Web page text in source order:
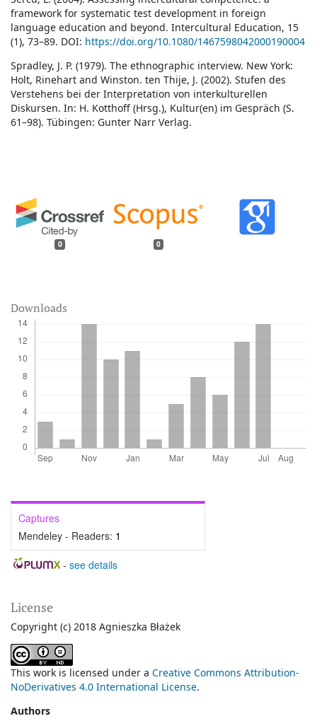
0 0
Downloads
Captures
Mendeley - Readers: 1
- see details
framework for systematic test development in foreign
language education and beyond. Intercultural Education, 15
(1), 73–89. DOI: https://doi.org/10.1080/1467598042000190004
Spradley, J. P. (1979). The ethnographic interview. New York:
Holt, Rinehart and Winston. ten Thije, J. (2002). Stufen des
Verstehens bei der Interpretation von interkulturellen
Diskursen. In: H. Kotthoff (Hrsg.), Kultur(en) im Gespräch (S.
61–98). Tübingen: Gunter Narr Verlag.
License
Copyright (c) 2018 Agnieszka Błażek
This work is licensed under a Creative Commons Attribution-
NoDerivatives 4.0 International License.
Authors